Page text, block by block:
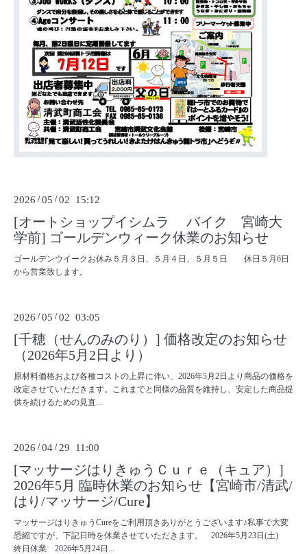
2026 /05 /02 15:12
[オートショップイシムラ バイク 宮崎大
学前] ゴールデンウィーク休業のお知らせ
ゴールデンウイークお休み５月３日、５月４日、５月５日 休日５月6日
から営業致します。
2026 /05 /02 03:05
[千穂（せんのみのり）] 価格改定のお知らせ
（2026年5月2日より）
原材料価格および各種コストの上昇に伴い、2026年5月2日より商品の価格を
改定させていただきます。これまでと同様の品質を維持し、安定した商品提
供を続けるための見直...
2026 /04 / 29 11:00
[マッサージはりきゅうＣｕｒｅ（キュア）]
2026年5月 臨時休業のお知らせ【宮崎市/清武/
はり/マッサージ/Cure】
マッサージはりきゅうCureをご利用頂きありがとうございます♪私事で大変
恐縮ですが、下記日時を休業させていただきます。 2026年5月23日(土)
終日休業 2026年5月24日...